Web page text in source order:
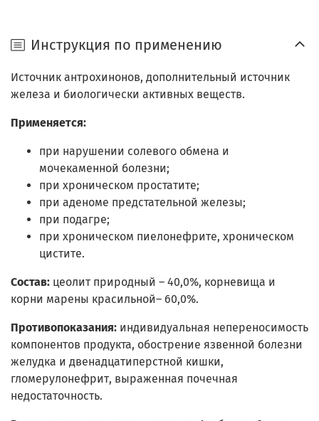
Инструкция по применению
Источник антрохинонов, дополнительный источник
железа и биологически активных веществ.
Применяется:
при нарушении солевого обмена и
мочекаменной болезни;
при хроническом простатите;
при аденоме предстательной железы;
при подагре;
при хроническом пиелонефрите, хроническом
цистите.
Состав: цеолит природный – 40,0%, корневища и
корни марены красильной– 60,0%.
Противопоказания: индивидуальная непереносимость
компонентов продукта, обострение язвенной болезни
желудка и двенадцатиперстной кишки,
гломерулонефрит, выраженная почечная
недостаточность.